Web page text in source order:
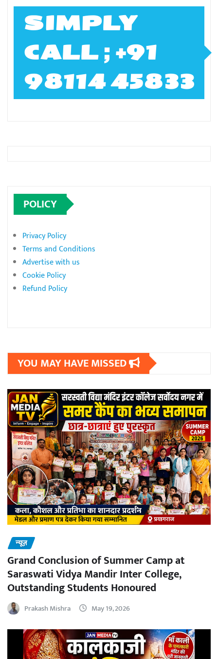
SIMPLY
CALL ; +91
98114 45833
POLICY
Privacy Policy
Terms and Conditions
Advertise with us
Cookie Policy
Refund Policy
YOU MAY HAVE MISSED
न्यूज़
Grand Conclusion of Summer Camp at
Saraswati Vidya Mandir Inter College,
Outstanding Students Honoured
Prakash Mishra May 19, 2026